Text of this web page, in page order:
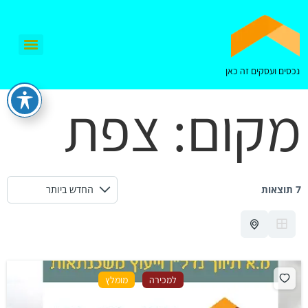
נכסים ועסקים זה כאן
מקום: צפת
7 תוצאות
למכירה מומלץ